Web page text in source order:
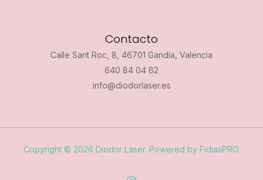
Contacto
Calle Sant Roc, 8, 46701 Gandía, Valencia
640 84 04 62
info@diodorlaser.es
Copyright © 2026 Diodor Láser. Powered by FidiasPRO.